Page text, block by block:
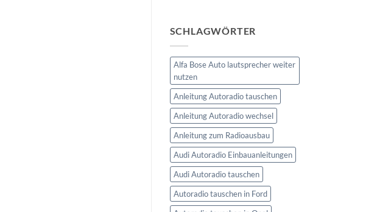
Ford
Kuga
SCHLAGWÖRTER
Alfa Bose Auto lautsprecher weiter
nutzen
Anleitung Autoradio tauschen
Anleitung Autoradio wechsel
Anleitung zum Radioausbau
Audi Autoradio Einbauanleitungen
Audi Autoradio tauschen
Autoradio tauschen in Ford